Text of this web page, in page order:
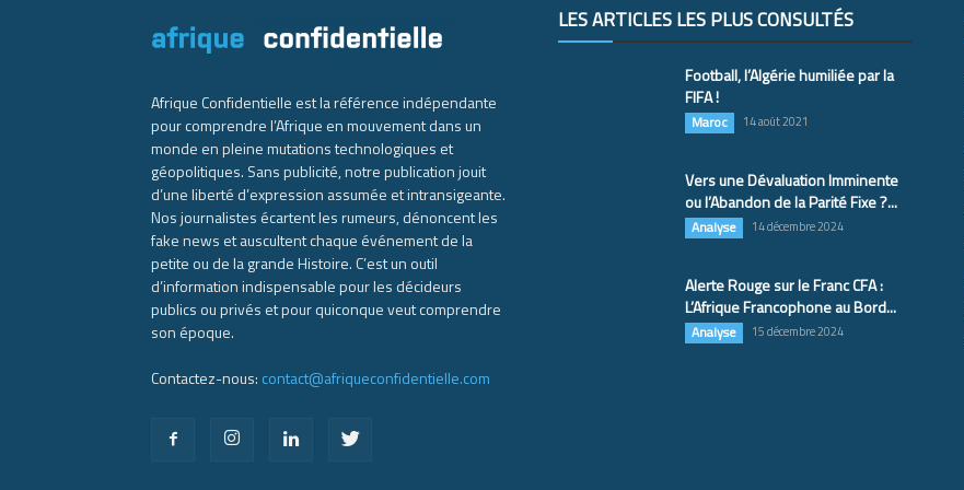
Afrique Confidentielle est la référence indépendante
pour comprendre l’Afrique en mouvement dans un
monde en pleine mutations technologiques et
géopolitiques. Sans publicité, notre publication jouit
d’une liberté d’expression assumée et intransigeante.
Nos journalistes écartent les rumeurs, dénoncent les
fake news et auscultent chaque événement de la
petite ou de la grande Histoire. C’est un outil
d’information indispensable pour les décideurs
publics ou privés et pour quiconque veut comprendre
son époque.
Contactez-nous: contact@afriqueconfidentielle.com
LES ARTICLES LES PLUS CONSULTÉS
Football, l’Algérie humiliée par la
FIFA !
Maroc 14 août 2021
Vers une Dévaluation Imminente
ou l’Abandon de la Parité Fixe ?...
Analyse 14 décembre 2024
Alerte Rouge sur le Franc CFA :
L’Afrique Francophone au Bord...
Analyse 15 décembre 2024